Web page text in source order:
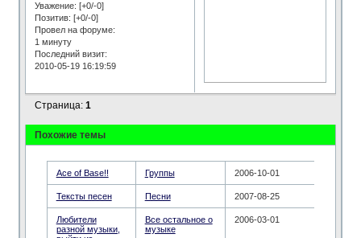
Уважение: [+0/-0]
Позитив: [+0/-0]
Провел на форуме:
1 минуту
Последний визит:
2010-05-19 16:19:59
Страница:1
Похожие темы
Ace of Base!! Группы 2006-10-01
Тексты песен Песни 2007-08-25
Любители
разной музыки,
Все остальное о
музыке
2006-03-01